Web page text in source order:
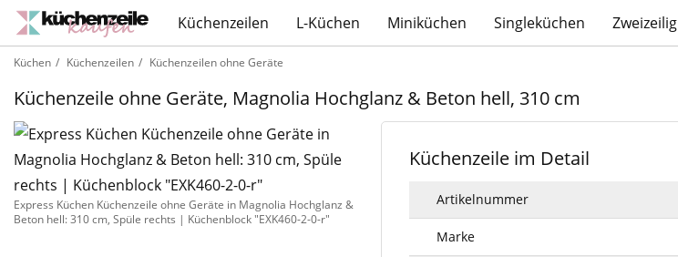
Küchenzeilen L-Küchen Miniküchen Singleküchen Zweizeilig
Küchen Küchenzeilen Küchenzeilen ohne Geräte
Küchenzeile ohne Geräte, Magnolia Hochglanz & Beton hell, 310 cm
Express Küchen Küchenzeile ohne Geräte in Magnolia Hochglanz &
Beton hell: 310 cm, Spüle rechts | Küchenblock "EXK460-2-0-r"
Küchenzeile im Detail
Artikelnummer
Marke